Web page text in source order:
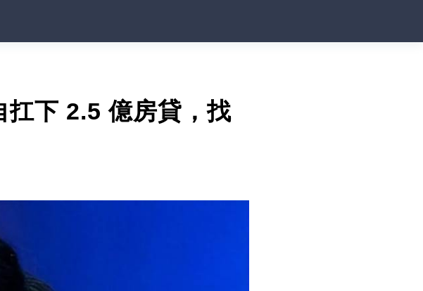
扛下 2.5 億房貸，找